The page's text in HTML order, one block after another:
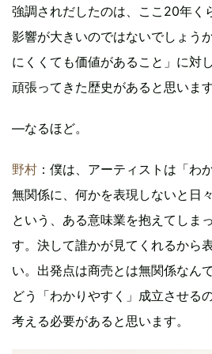
強調されだしたのは、ここ20年く
影響が大きいのではないでしょう
にくくても価値があること」に対
頑張ってきた歴史があると思います
―なるほど。
野村 ：僕は、アーティストは「わ
無関係に、何かを表現しないと日
という、ある意味業を抱えてしま
す。決して誰かが見てくれるから
い。出発点は商売とは無関係なん
どう「わかりやすく」成立させる
考える必要があると思います。